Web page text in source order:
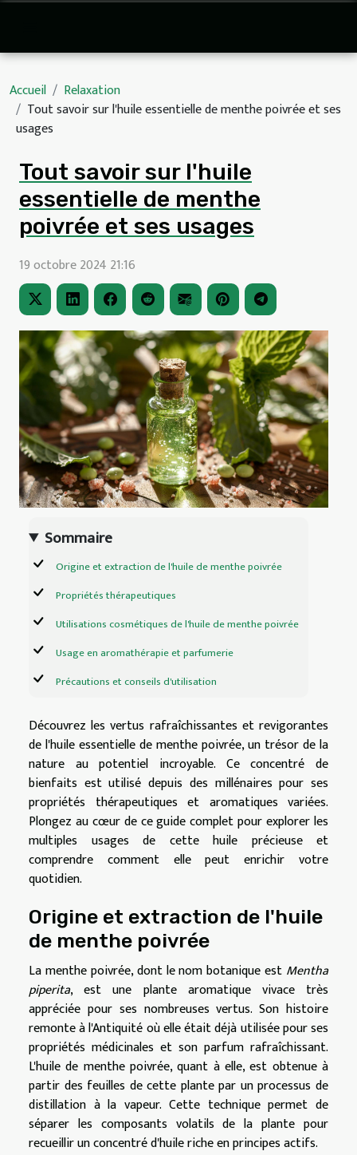
Accueil
Relaxation
Tout savoir sur l'huile essentielle de menthe poivrée et ses
usages
Tout savoir sur l'huile
essentielle de menthe
poivrée et ses usages
19 octobre 2024 21:16
Sommaire
Origine et extraction de l'huile de menthe poivrée
Propriétés thérapeutiques
Utilisations cosmétiques de l'huile de menthe poivrée
Usage en aromathérapie et parfumerie
Précautions et conseils d'utilisation
Découvrez les vertus rafraîchissantes et revigorantes
de l'huile essentielle de menthe poivrée, un trésor de la
nature au potentiel incroyable. Ce concentré de
bienfaits est utilisé depuis des millénaires pour ses
propriétés thérapeutiques et aromatiques variées.
Plongez au cœur de ce guide complet pour explorer les
multiples usages de cette huile précieuse et
comprendre comment elle peut enrichir votre
quotidien.
Origine et extraction de l'huile
de menthe poivrée
La menthe poivrée, dont le nom botanique est Mentha
piperita, est une plante aromatique vivace très
appréciée pour ses nombreuses vertus. Son histoire
remonte à l'Antiquité où elle était déjà utilisée pour ses
propriétés médicinales et son parfum rafraîchissant.
L'huile de menthe poivrée, quant à elle, est obtenue à
partir des feuilles de cette plante par un processus de
distillation à la vapeur. Cette technique permet de
séparer les composants volatils de la plante pour
recueillir un concentré d'huile riche en principes actifs.